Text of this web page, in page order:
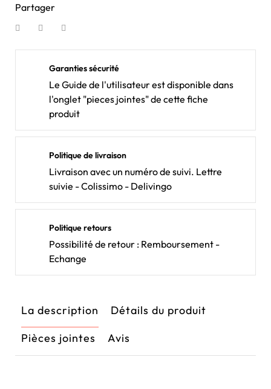
Partager
Garanties sécurité
Le Guide de l'utilisateur est disponible dans
l'onglet "pieces jointes" de cette fiche
produit
Politique de livraison
Livraison avec un numéro de suivi. Lettre
suivie - Colissimo - Delivingo
Politique retours
Possibilité de retour : Remboursement -
Echange
La description
Détails du produit
Pièces jointes
Avis